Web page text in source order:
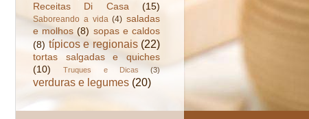
Receitas Di Casa
(15)
Saboreando a vida (4) saladas
e molhos (8) sopas e caldos
(8) típicos e regionais (22)
tortas salgadas e quiches
(10)
Truques e Dicas (3)
verduras e legumes (20)